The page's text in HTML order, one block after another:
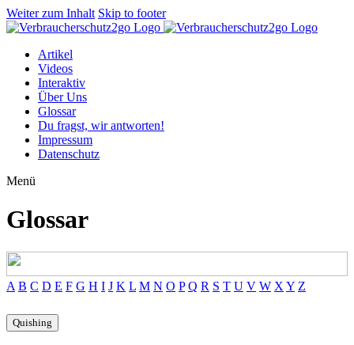
Weiter zum Inhalt Skip to footer
Artikel
Videos
Interaktiv
Über Uns
Glossar
Du fragst, wir antworten!
Impressum
Datenschutz
Menü
Glossar
A B C D E F G H I J K L M N O P Q R S T U V W X Y Z
Quishing